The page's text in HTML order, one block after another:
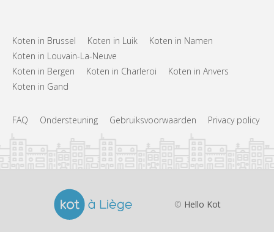
Koten in Brussel Koten in Luik
Koten in Namen
Koten in Louvain-La-Neuve
Koten in Bergen
Koten in Charleroi
Koten in Anvers
Koten in Gand
FAQ Ondersteuning Gebruiksvoorwaarden Privacy policy
© Hello Kot